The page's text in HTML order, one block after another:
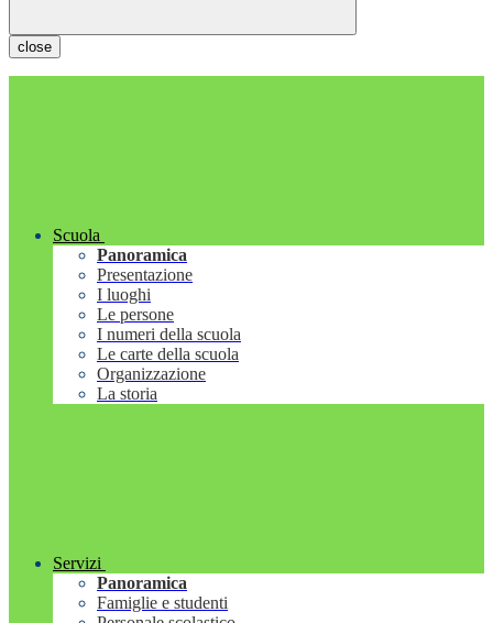
close
Scuola
Panoramica
Presentazione
I luoghi
Le persone
I numeri della scuola
Le carte della scuola
Organizzazione
La storia
Servizi
Panoramica
Famiglie e studenti